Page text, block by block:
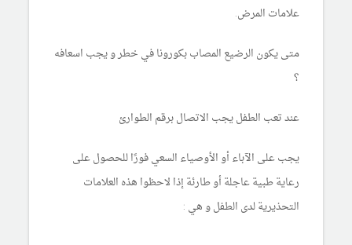
علامات المرض.
متى يكون الرضيع المصاب بكورونا في خطر و يجب اسعافه
؟
عند تعب الطفل يجب الاتصال برقم الطوارئ
يجب على الآباء أو الأوصياء السعي فورًا للحصول على
رعاية طبية عاجلة أو طارئة إذا لاحظوا هذه العلامات
التحذيرية لدى الطفل و هي :